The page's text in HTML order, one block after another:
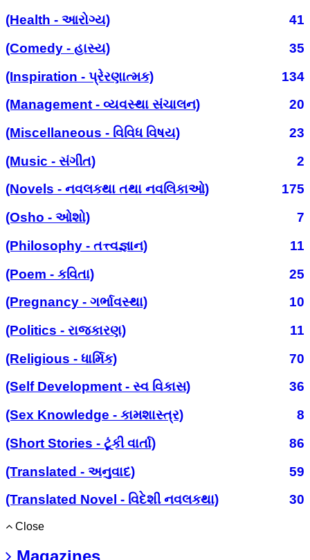
(Health - આરોગ્ય)
41
(Comedy - હાસ્ય)
35
(Inspiration - પ્રેરણાત્મક)
134
(Management - વ્યવસ્થા સંચાલન)
20
(Miscellaneous - વિવિધ વિષય)
23
(Music - સંગીત)
2
(Novels - નવલકથા તથા નવલિકાઓ)
175
(Osho - ઓશો)
7
(Philosophy - તત્ત્વજ્ઞાન)
11
(Poem - કવિતા)
25
(Pregnancy - ગર્ભાવસ્થા)
10
(Politics - રાજકારણ)
11
(Religious - ધાર્મિક)
70
(Self Development - સ્વ વિકાસ)
36
(Sex Knowledge - કામશાસ્ત્ર)
8
(Short Stories - ટૂંકી વાર્તા)
86
(Translated - અનુવાદ)
59
(Translated Novel - વિદેશી નવલકથા)
30
Close
Magazines